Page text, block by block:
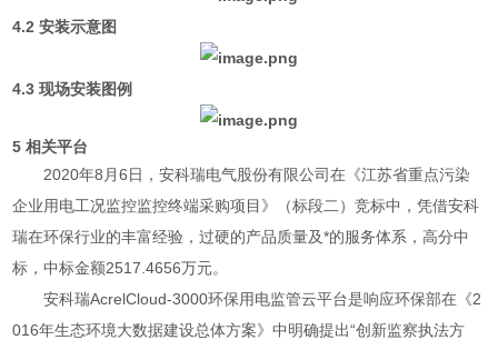
4.2 安装示意图
4.3 现场安装图例
5 相关平台
2020年8月6日，安科瑞电气股份有限公司在《江苏省重点污染
企业用电工况监控监控终端采购项目》（标段二）竞标中，凭借安科
瑞在环保行业的丰富经验，过硬的产品质量及*的服务体系，高分中
标，中标金额2517.4656万元。
安科瑞AcrelCloud-3000环保用电监管云平台是响应环保部在《2
016年生态环境大数据建设总体方案》中明确提出“创新监察执法方